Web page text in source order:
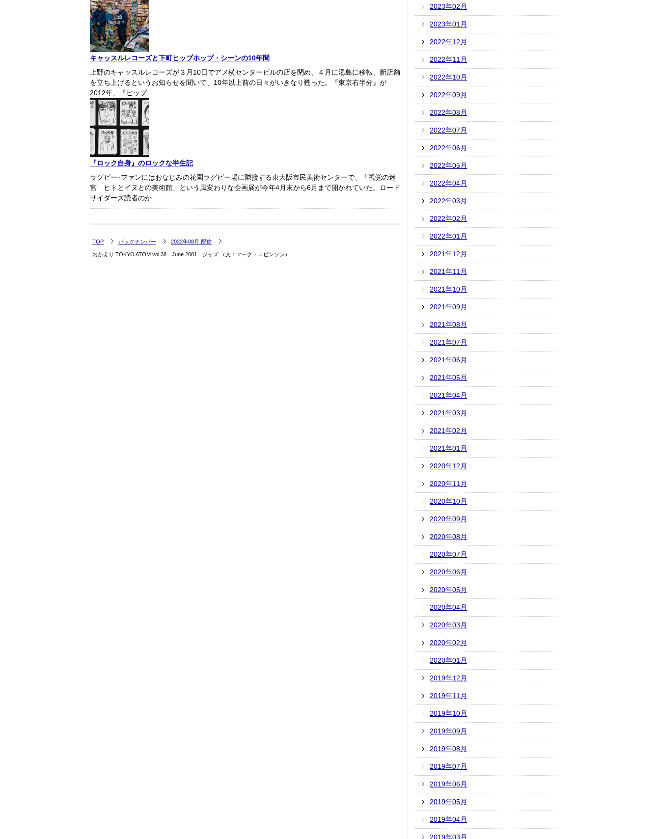
キャッスルレコーズと下町ヒップホップ・シーンの10年間
上野のキャッスルレコーズが３月10日でアメ横センタービルの店を閉め、４月に湯島に移転、新店舗
を立ち上げるというお知らせを聞いて、10年以上前の日々がいきなり甦った。『東京右半分』が
2012年、『ヒップ…
『ロック自身』のロックな半生記
ラグビー･ファンにはおなじみの花園ラグビー場に隣接する東大阪市民美術センターで、「視覚の迷
宮 ヒトとイヌとの美術館」という風変わりな企画展が今年4月末から6月まで開かれていた。ロード
サイダーズ読者のか…
TOP バックナンバー 2022年08月 配信
おかえり TOKYO ATOM vol.38 June 2001 ジャズ （文：マーク・ロビンソン）
2023年02月
2023年01月
2022年12月
2022年11月
2022年10月
2022年09月
2022年08月
2022年07月
2022年06月
2022年05月
2022年04月
2022年03月
2022年02月
2022年01月
2021年12月
2021年11月
2021年10月
2021年09月
2021年08月
2021年07月
2021年06月
2021年05月
2021年04月
2021年03月
2021年02月
2021年01月
2020年12月
2020年11月
2020年10月
2020年09月
2020年08月
2020年07月
2020年06月
2020年05月
2020年04月
2020年03月
2020年02月
2020年01月
2019年12月
2019年11月
2019年10月
2019年09月
2019年08月
2019年07月
2019年06月
2019年05月
2019年04月
2019年03月